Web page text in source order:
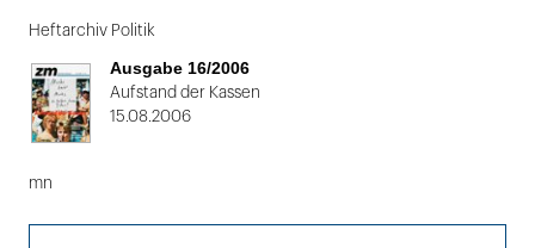
1
von
2
Heftarchiv Politik
Ausgabe 16/2006
Aufstand der Kassen
15.08.2006
mn